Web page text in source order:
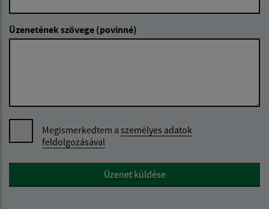
Üzenetének szövege (povinné)
Megismerkedtem a személyes adatok
feldolgozásával
Google reCaptcha ResponseÜzenet küldése